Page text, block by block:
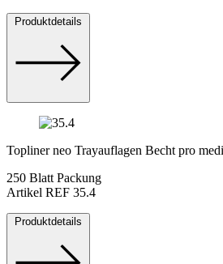
Produktdetails
Topliner neo Trayauflagen Becht pro
250 Blatt Packung
Artikel REF 35.4
Produktdetails